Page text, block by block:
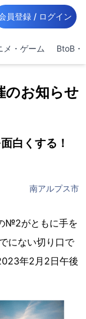
員登録 / ログイン
メ・ゲーム BtoB・
お知らせ
白くする！
南アルプス市
№2がともに手を
にない切り口で
年2月2日午後